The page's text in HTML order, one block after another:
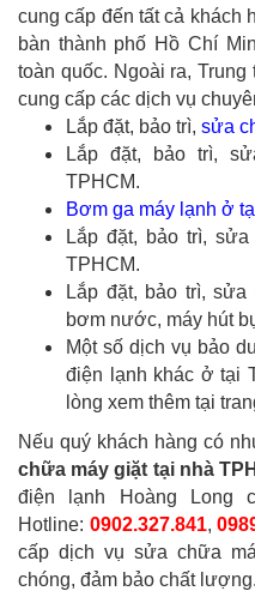
cung cấp đến tất cả khách
bàn thành phố Hồ Chí
toàn quốc. Ngoài ra,
cung cấp các dịch vụ
Lắp đặt, bảo trì, sửa
Lắp đặt, bảo trì,
TPHCM.
Bơm ga máy lạnh ở
Lắp đặt, bảo trì,
TPHCM.
Lắp đặt, bảo trì,
bơm nước, máy hút
Một số dịch vụ bảo
điện lạnh khác ở tại
lòng xem thêm tại
Nếu quý khách hàng có
chữa máy giặt tại nhà
điện lạnh Hoàng Long
Hotline: 0902.327.841,
cấp dịch vụ sửa chữa
chóng, đảm bảo chất